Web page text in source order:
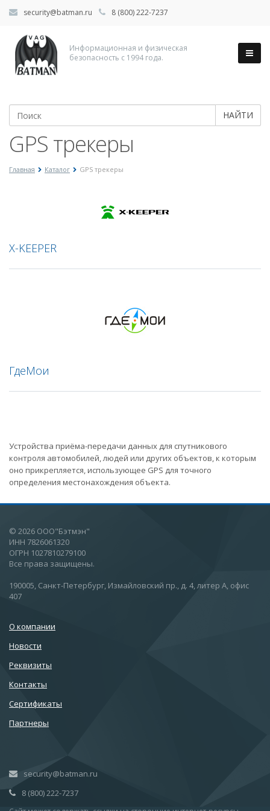
security@batman.ru 8 (800) 222-7237
Информационная и физическая
безопасность с 1994 года.
НАЙТИ
GPS трекеры
Главная Каталог GPS трекеры
X-KEEPER
ГдеМои
Устройства приёма-передачи данных для спутникового
контроля автомобилей, людей или других объектов, к которым
оно прикрепляется, использующее GPS для точного
определения местонахождения объекта.
© 2026 ООО"Бэтмэн"
ИНН 7826061320
ОГРН 1027810279100
Все права защищены.
190005, Санкт-Петербург, Измайловский пр., д. 4, литер А, офис
407
О компании
Новости
Реквизиты
Контакты
Сертификаты
Партнеры
security@batman.ru
8 (800) 222-7237